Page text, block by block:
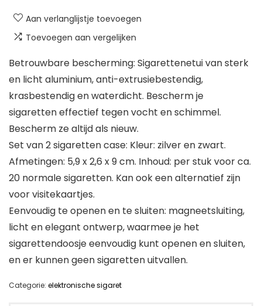
Aan verlanglijstje toevoegen
Toevoegen aan vergelijken
Betrouwbare bescherming: Sigarettenetui van sterk
en licht aluminium, anti-extrusiebestendig,
krasbestendig en waterdicht. Bescherm je
sigaretten effectief tegen vocht en schimmel.
Bescherm ze altijd als nieuw.
Set van 2 sigaretten case: Kleur: zilver en zwart.
Afmetingen: 5,9 x 2,6 x 9 cm. Inhoud: per stuk voor ca.
20 normale sigaretten. Kan ook een alternatief zijn
voor visitekaartjes.
Eenvoudig te openen en te sluiten: magneetsluiting,
licht en elegant ontwerp, waarmee je het
sigarettendoosje eenvoudig kunt openen en sluiten,
en er kunnen geen sigaretten uitvallen.
Categorie: elektronische sigaret